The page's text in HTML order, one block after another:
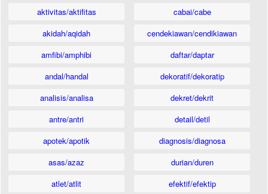
aktivitas/aktifitas
akidah/aqidah
amfibi/amphibi
andal/handal
analisis/analisa
antre/antri
apotek/apotik
asas/azaz
atlet/atlit
cabai/cabe
cendekiawan/cendikiawan
daftar/daptar
dekoratif/dekoratip
dekret/dekrit
detail/detil
diagnosis/diagnosa
durian/duren
efektif/efektip